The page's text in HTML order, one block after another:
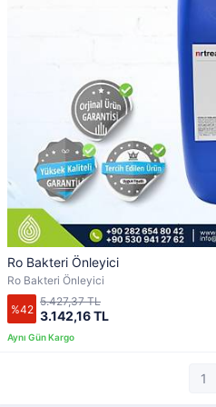
Ro Bakteri Önleyici
Ro Bakteri Önleyici
%42 3.142,16 TL
5.427,37 TL
1